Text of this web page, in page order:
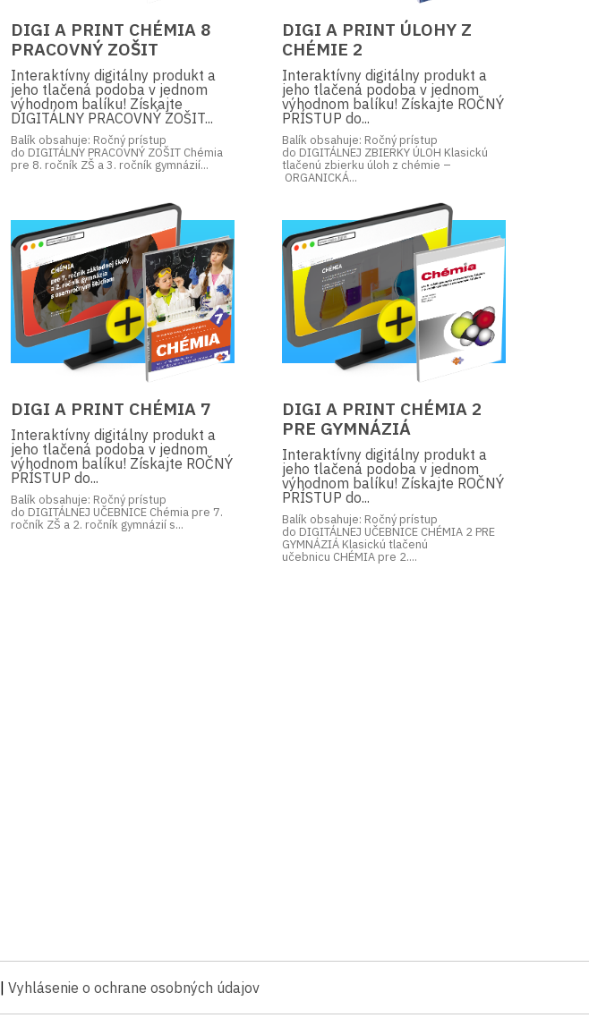
DIGI A PRINT CHÉMIA 8
PRACOVNÝ ZOŠIT
Interaktívny digitálny produkt a
jeho tlačená podoba v jednom
výhodnom balíku! Získajte
DIGITÁLNY PRACOVNÝ ZOŠIT...
Balík obsahuje: Ročný prístup
do DIGITÁLNY PRACOVNÝ ZOŠIT Chémia
pre 8. ročník ZŠ a 3. ročník gymnázií...
DIGI A PRINT ÚLOHY Z
CHÉMIE 2
Interaktívny digitálny produkt a
jeho tlačená podoba v jednom
výhodnom balíku! Získajte ROČNÝ
PRÍSTUP do...
Balík obsahuje: Ročný prístup
do DIGITÁLNEJ ZBIERKY ÚLOH Klasickú
tlačenú zbierku úloh z chémie –
ORGANICKÁ...
DIGI A PRINT CHÉMIA 7
Interaktívny digitálny produkt a
jeho tlačená podoba v jednom
výhodnom balíku! Získajte ROČNÝ
PRÍSTUP do...
Balík obsahuje: Ročný prístup
do DIGITÁLNEJ UČEBNICE Chémia pre 7.
ročník ZŠ a 2. ročník gymnázií s...
DIGI A PRINT CHÉMIA 2
PRE GYMNÁZIÁ
Interaktívny digitálny produkt a
jeho tlačená podoba v jednom
výhodnom balíku! Získajte ROČNÝ
PRÍSTUP do...
Balík obsahuje: Ročný prístup
do DIGITÁLNEJ UČEBNICE CHÉMIA 2 PRE
GYMNÁZIÁ Klasickú tlačenú
učebnicu CHÉMIA pre 2....
Vyhlásenie o ochrane osobných údajov